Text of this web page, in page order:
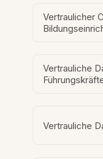
Vertraulicher
Vertrauliche
Vertrauliche